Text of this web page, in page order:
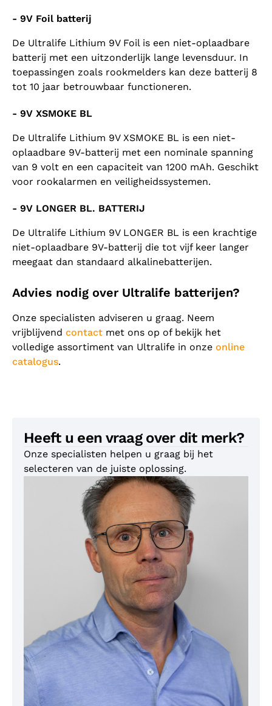
Heeft u een vraag over dit merk?
Onze specialisten helpen u graag bij het
selecteren van de juiste oplossing.
- 9V Foil batterij
De Ultralife Lithium 9V Foil is een niet-oplaadbare
batterij met een uitzonderlijk lange levensduur. In
toepassingen zoals rookmelders kan deze batterij 8
tot 10 jaar betrouwbaar functioneren.
- 9V XSMOKE BL
De Ultralife Lithium 9V XSMOKE BL is een niet-
oplaadbare 9V-batterij met een nominale spanning
van 9 volt en een capaciteit van 1200 mAh. Geschikt
voor rookalarmen en veiligheidssystemen.
- 9V LONGER BL. BATTERIJ
De Ultralife Lithium 9V LONGER BL is een krachtige
niet-oplaadbare 9V-batterij die tot vijf keer langer
meegaat dan standaard alkalinebatterijen.
Advies nodig over Ultralife batterijen?
Onze specialisten adviseren u graag. Neem
vrijblijvend contact met ons op of bekijk het
volledige assortiment van Ultralife in onze online
catalogus.